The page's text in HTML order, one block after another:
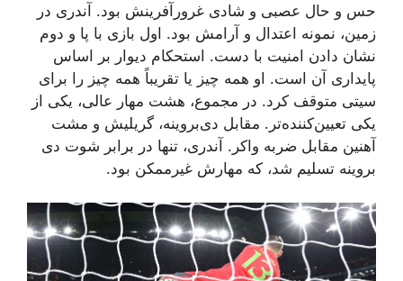
حس و حال عصبی و شادی غرورآفرینش بود. آندری در
زمین، نمونه اعتدال و آرامش بود. اول بازی با پا و دوم
نشان دادن امنیت با دست. استحکام دیوار بر اساس
پایداری آن است. او همه چیز یا تقریباً همه چیز را برای
سیتی متوقف کرد. در مجموع، هشت مهار عالی، یکی از
یکی تعیین‌کننده‌تر. مقابل دی‌بروینه، گریلیش و مشت
آهنین مقابل ضربه واکر. آندری، تنها در برابر شوت دی
بروینه تسلیم شد، که مهارش غیرممکن بود.